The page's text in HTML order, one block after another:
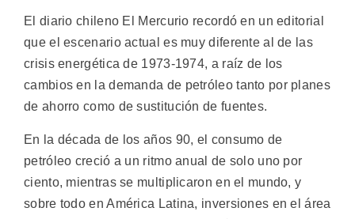
El diario chileno El Mercurio recordó en un editorial
que el escenario actual es muy diferente al de las
crisis energética de 1973-1974, a raíz de los
cambios en la demanda de petróleo tanto por planes
de ahorro como de sustitución de fuentes.
En la década de los años 90, el consumo de
petróleo creció a un ritmo anual de solo uno por
ciento, mientras se multiplicaron en el mundo, y
sobre todo en América Latina, inversiones en el área